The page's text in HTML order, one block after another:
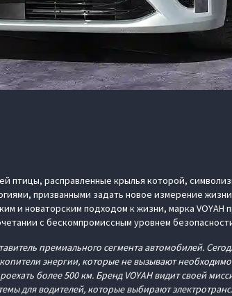
птицы, расправленные крылья которой,
призванными задать новое измерение
и новаторским подходом к жизни, марка VOYAH
с бескомпромиссным уровнем
премиального сегмента автомобилей.
энергии, которые не вызывают
более 500 км. Бренд VOYAH видит своей
для водителей, которые выбирают